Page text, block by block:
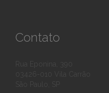
Contato